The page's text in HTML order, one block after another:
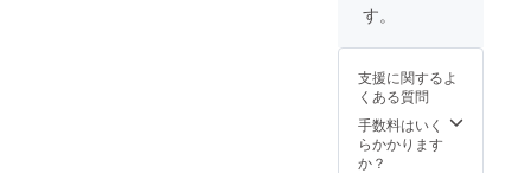
す。
支援に関するよ
くある質問
手数料はいく
らかかります
か？